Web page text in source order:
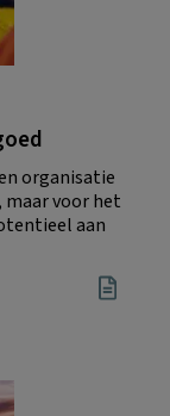
organisatie
maar voor het
aan